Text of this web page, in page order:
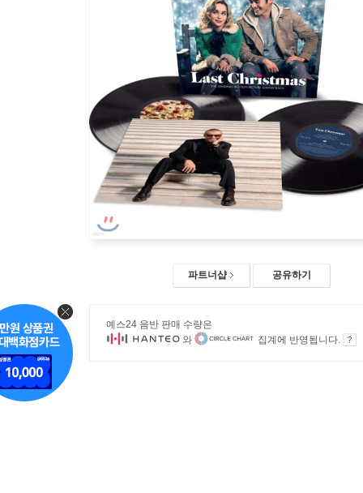
파트너샵 공유하기
예스24 음반 판매 수량은
와
집계에 반영됩니다.